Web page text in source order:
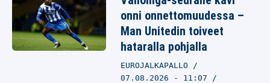
onni onnettomuudessa –
Man Unitedin toiveet
hataralla pohjalla
EUROJALKAPALLO
07.08.2026 - 11:07